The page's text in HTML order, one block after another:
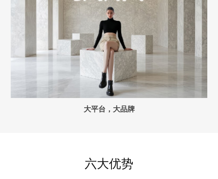
大平台，大品牌
六大优势